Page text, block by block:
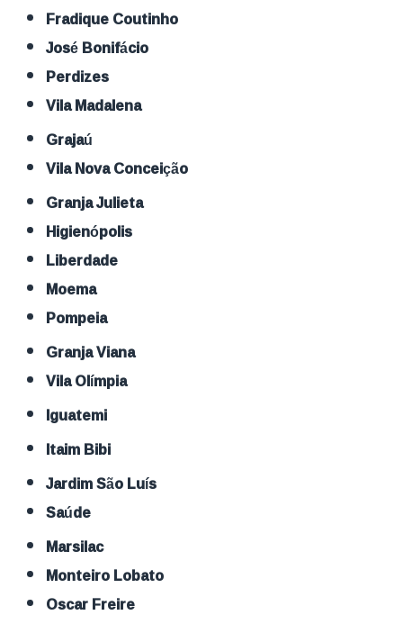
Fradique Coutinho
José Bonifácio
Perdizes
Vila Madalena
Grajaú
Vila Nova Conceição
Granja Julieta
Higienópolis
Liberdade
Moema
Pompeia
Granja Viana
Vila Olímpia
Iguatemi
Itaim Bibi
Jardim São Luís
Saúde
Marsilac
Monteiro Lobato
Oscar Freire